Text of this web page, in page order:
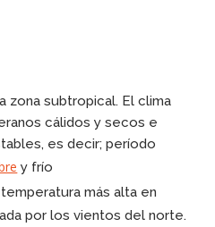
zona subtropical. El clima
cálidos y secos e
es decir; período
y frío
temperatura más alta en
por los vientos del norte.